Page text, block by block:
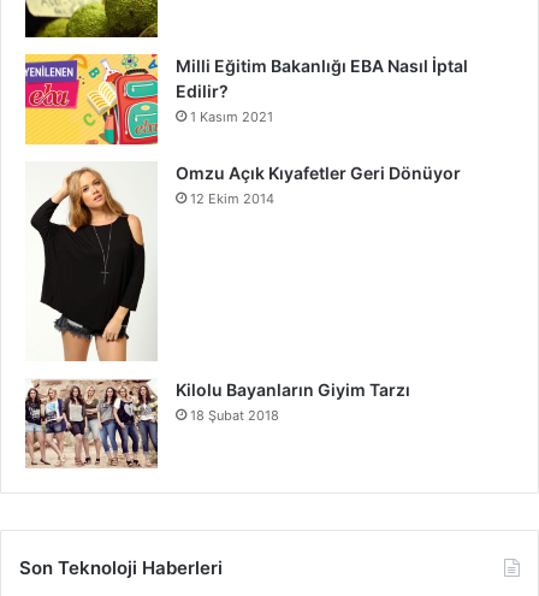
Milli Eğitim Bakanlığı EBA Nasıl İptal
Edilir?
1 Kasım 2021
Omzu Açık Kıyafetler Geri Dönüyor
12 Ekim 2014
Kilolu Bayanların Giyim Tarzı
18 Şubat 2018
Son Teknoloji Haberleri